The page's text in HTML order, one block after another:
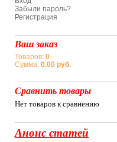
Забыли пароль?
Регистрация
Ваш заказ
Товаров: 0
Сумма: 0.00 руб.
Сравнить товары
Нет товаров к сравнению
Анонс статей